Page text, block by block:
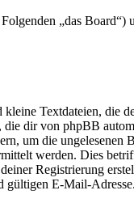
„das
Textdateien,
dir von phpBB
um die ungelesenen
werden. Dies
Registrierung
gültigen E-Mail-Adresse.